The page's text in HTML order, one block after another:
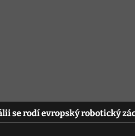
se rodí evropský robotický